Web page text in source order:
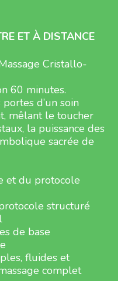
ET À DISTANCE
Cristallo-
60 minutes.
d’un soin
mêlant le toucher
la puissance des
sacrée de
et du protocole
structuré
de base
fluides et
complet